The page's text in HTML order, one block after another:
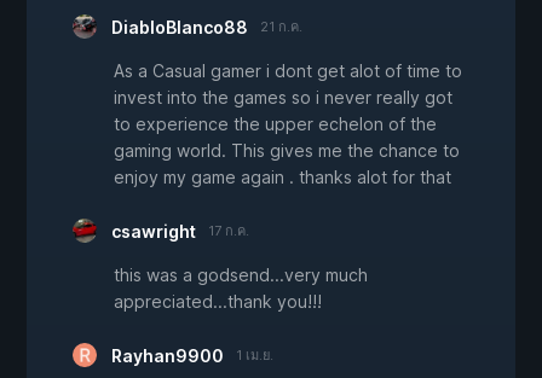
DiabloBlanco88 21 ก.ค.
As a Casual gamer i dont get alot of time to
invest into the games so i never really got
to experience the upper echelon of the
gaming world. This gives me the chance to
enjoy my game again . thanks alot for that
csawright 17 ก.ค.
this was a godsend...very much
appreciated...thank you!!!
Rayhan9900 1 เม.ย.